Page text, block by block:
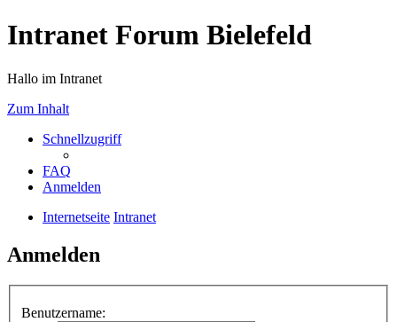
Intranet Forum Bielefeld
Hallo im Intranet
Zum Inhalt
Schnellzugriff
FAQ
Anmelden
Internetseite Intranet
Anmelden
Benutzername: